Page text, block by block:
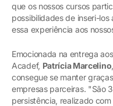
que os nossos cursos
possibilidades de inseri-
essa experiência aos
Emocionada na entrega
Acadef, Patrícia Marcelino
consegue se manter
empresas parceiras. "São
persistência, realizado